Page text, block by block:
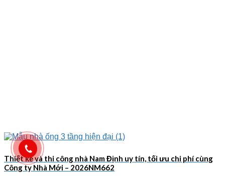
Thiết kế và thi công nhà Nam Định uy tín, tối ưu chi phí cùng
Công ty Nhà Mới – 2026NM662